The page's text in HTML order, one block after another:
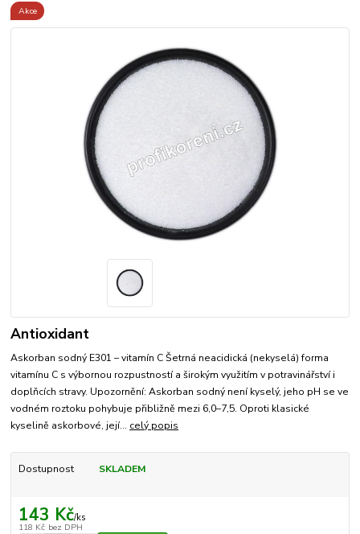
Akce
Antioxidant
Askorban sodný E301 – vitamín C Šetrná neacidická (nekyselá) forma
vitamínu C s výbornou rozpustností a širokým využitím v potravinářství i
doplňcích stravy. Upozornění: Askorban sodný není kyselý, jeho pH se ve
vodném roztoku pohybuje přibližně mezi 6,0–7,5. Oproti klasické
kyselině askorbové, její... celý popis
Dostupnost SKLADEM
143 Kč/ks
118 Kč bez DPH